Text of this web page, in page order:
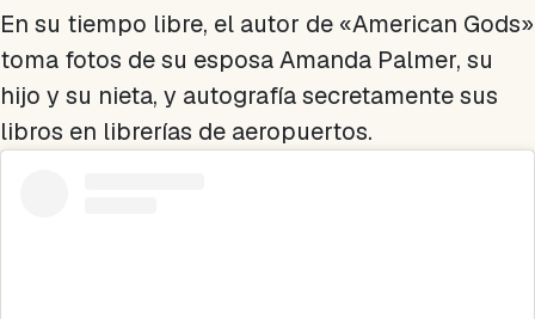
En su tiempo libre, el autor de «American Gods»
toma fotos de su esposa Amanda Palmer, su
hijo y su nieta, y autografía secretamente sus
libros en librerías de aeropuertos.